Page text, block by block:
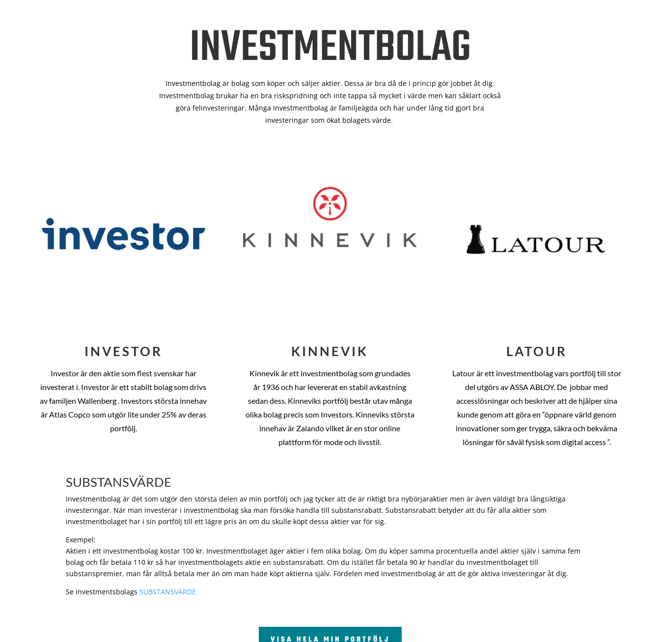
INVESTMENTBOLAG
Investmentbolag är bolag som köper och säljer aktier. Dessa är bra då de i princip gör jobbet åt dig.
Investmentbolag brukar ha en bra riskspridning och inte tappa så mycket i värde men kan såklart också
göra felinvesteringar. Många investmentbolag är familjeägda och har under lång tid gjort bra
investeringar som ökat bolagets värde.
INVESTOR
Investor är den aktie som flest svenskar har
investerat i. Investor är ett stabilt bolag som drivs
av familjen Wallenberg . Investors största innehav
är Atlas Copco som utgör lite under 25% av deras
portfölj.
KINNEVIK
Kinnevik är ett investmentbolag som grundades
år 1936 och har levererat en stabil avkastning
sedan dess. Kinneviks portfölj består utav många
olika bolag precis som Investors. Kinneviks största
innehav är Zalando vilket är en stor online
plattform för mode och livsstil.
LATOUR
Latour är ett investmentbolag vars portfölj till stor
del utgörs av ASSA ABLOY. De jobbar med
accesslösningar och beskriver att de hjälper sina
kunde genom att göra en “öppnare värld genom
innovationer som ger trygga, säkra och bekväma
lösningar för såväl fysisk som digital access “.
SUBSTANSVÄRDE
Investmentbolag är det som utgör den största delen av min portfölj och jag tycker att de är riktigt bra nybörjaraktier men är även väldigt bra långsiktiga
investeringar. När man investerar i investmentbolag ska man försöka handla till substansrabatt. Substansrabatt betyder att du får alla aktier som
investmentbolaget har i sin portfölj till ett lägre pris än om du skulle köpt dessa aktier var för sig.
Exempel:
Aktien i ett investmentbolag kostar 100 kr. Investmentbolaget äger aktier i fem olika bolag. Om du köper samma procentuella andel aktier själv i samma fem
bolag och får betala 110 kr så har investmentbolagets aktie en substansrabatt. Om du istället får betala 90 kr handlar du investmentbolaget till
substanspremier, man får alltså betala mer än om man hade köpt aktierna själv. Fördelen med investmentbolag är att de gör aktiva investeringar åt dig.
Se investmentsbolagsSUBSTANSVÄRDE
VISA HELA MIN PORTFÖLJ